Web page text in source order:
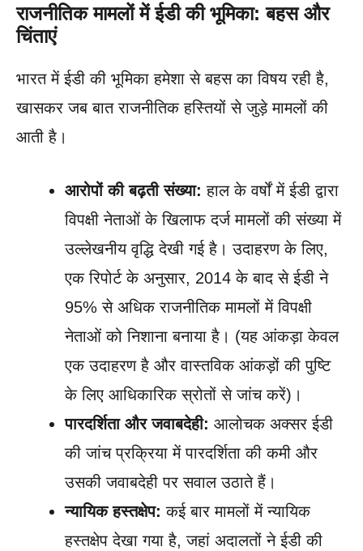
राजनीतिक मामलों में ईडी की भूमिका: बहस और
चिंताएं
भारत में ईडी की भूमिका हमेशा से बहस का विषय रही है,
खासकर जब बात राजनीतिक हस्तियों से जुड़े मामलों की
आती है।
आरोपों की बढ़ती संख्या: हाल के वर्षों में ईडी द्वारा
विपक्षी नेताओं के खिलाफ दर्ज मामलों की संख्या में
उल्लेखनीय वृद्धि देखी गई है। उदाहरण के लिए,
एक रिपोर्ट के अनुसार, 2014 के बाद से ईडी ने
95% से अधिक राजनीतिक मामलों में विपक्षी
नेताओं को निशाना बनाया है। (यह आंकड़ा केवल
एक उदाहरण है और वास्तविक आंकड़ों की पुष्टि
के लिए आधिकारिक स्रोतों से जांच करें)।
पारदर्शिता और जवाबदेही: आलोचक अक्सर ईडी
की जांच प्रक्रिया में पारदर्शिता की कमी और
उसकी जवाबदेही पर सवाल उठाते हैं।
न्यायिक हस्तक्षेप: कई बार मामलों में न्यायिक
हस्तक्षेप देखा गया है, जहां अदालतों ने ईडी की